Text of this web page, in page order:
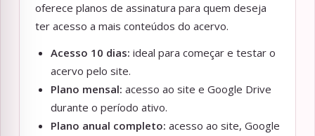
oferece planos de assinatura para quem deseja
ter acesso a mais conteúdos do acervo.
Acesso 10 dias: ideal para começar e testar o
acervo pelo site.
Plano mensal: acesso ao site e Google Drive
durante o período ativo.
Plano anual completo: acesso ao site, Google